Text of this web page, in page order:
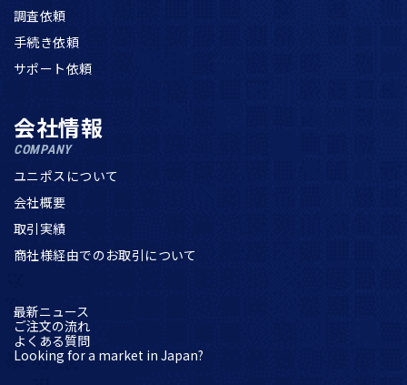
調査依頼
手続き依頼
サポート依頼
会社情報
COMPANY
ユニポスについて
会社概要
取引実績
商社様経由でのお取引について
最新ニュース
ご注文の流れ
よくある質問
Looking for a market in Japan?